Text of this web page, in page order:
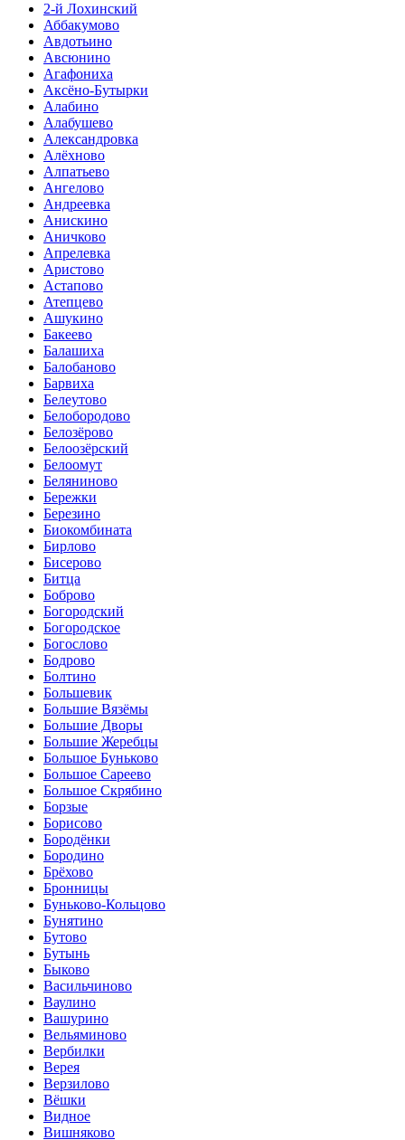
2-й Лохинский
Аббакумово
Авдотьино
Авсюнино
Агафониха
Аксёно-Бутырки
Алабино
Алабушево
Александровка
Алёхново
Алпатьево
Ангелово
Андреевка
Анискино
Аничково
Апрелевка
Аристово
Астапово
Атепцево
Ашукино
Бакеево
Балашиха
Балобаново
Барвиха
Белеутово
Белобородово
Белозёрово
Белоозёрский
Белоомут
Беляниново
Бережки
Березино
Биокомбината
Бирлово
Бисерово
Битца
Боброво
Богородский
Богородское
Богослово
Бодрово
Болтино
Большевик
Большие Вязёмы
Большие Дворы
Большие Жеребцы
Большое Буньково
Большое Сареево
Большое Скрябино
Борзые
Борисово
Бородёнки
Бородино
Брёхово
Бронницы
Буньково-Кольцово
Бунятино
Бутово
Бутынь
Быково
Васильчиново
Ваулино
Вашурино
Вельяминово
Вербилки
Верея
Верзилово
Вёшки
Видное
Вишняково